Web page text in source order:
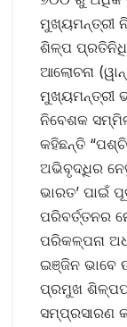
ମୁଖ୍ୟମନ୍ତ୍ରୀ
ଶିଳ୍ପ ପ୍ରତିନିଧି
ଆଲୋଚନା
ମୁଖ୍ୟମନ୍ତ୍ରୀ
ନିବେଶକ
କହିଛନ୍ତି
ଅଭିବୃଦ୍ଧିର
ଭାରତ’ ପାଇଁ
ପରିବର୍ତ୍ତନର
ପରିକଳ୍ପନା
ଇଞ୍ଜିନ ଭାବେ
ପ୍ରମୁଖ
ସମ୍ପ୍ରସାରଣ